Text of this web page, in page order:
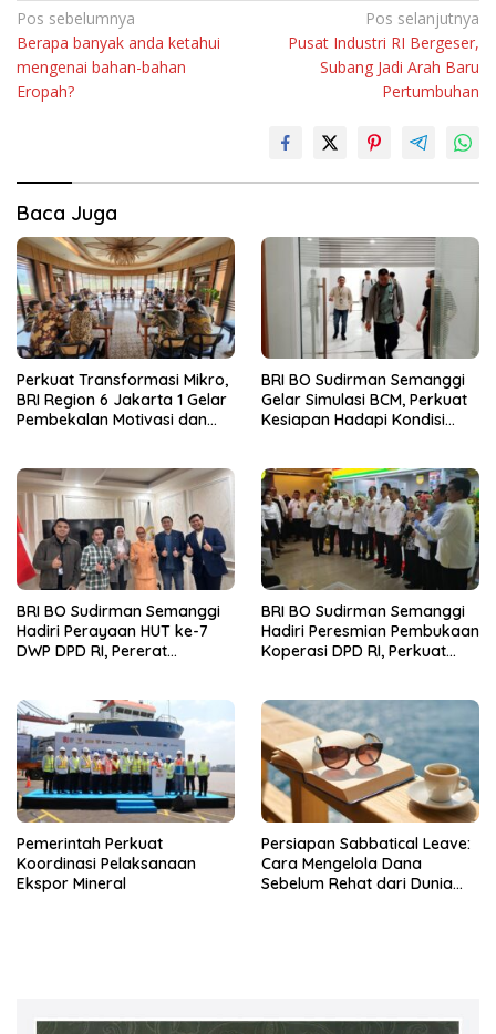
Navigasi
pos
Pos sebelumnya
Berapa banyak anda ketahui
mengenai bahan-bahan
Eropah?
Pos selanjutnya
Pusat Industri RI Bergeser,
Subang Jadi Arah Baru
Pertumbuhan
Baca Juga
Perkuat Transformasi Mikro,
BRI Region 6 Jakarta 1 Gelar
Pembekalan Motivasi dan
BRI BO Sudirman Semanggi
Gelar Simulasi BCM, Perkuat
Kesiapan Hadapi Kondisi
BRI BO Sudirman Semanggi
Hadiri Perayaan HUT ke-7
DWP DPD RI, Pererat
BRI BO Sudirman Semanggi
Hadiri Peresmian Pembukaan
Koperasi DPD RI, Perkuat
Pemerintah Perkuat
Koordinasi Pelaksanaan
Ekspor Mineral
Persiapan Sabbatical Leave:
Cara Mengelola Dana
Sebelum Rehat dari Dunia